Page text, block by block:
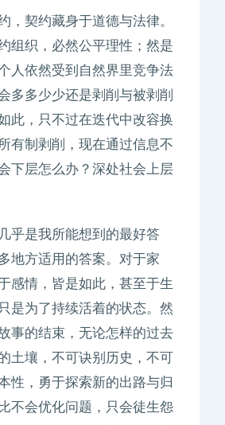
，契约藏身于道德与法律。
组织，必然公平理性；然是
人依然受到自然界里竞争法
多多少少还是剥削与被剥削
此，只不过在迭代中改容换
有制剥削，现在通过信息不
下层怎么办？深处社会上层
乎是我所能想到的最好答
地方适用的答案。对于家
感情，皆是如此，甚至于生
是为了持续活着的状态。然
事的结束，无论怎样的过去
土壤，不可诀别历史，不可
性，勇于探索新的出路与归
不会优化问题，只会徒生怨